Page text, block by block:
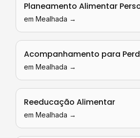
Planeamento Alimentar
em Mealhada →
Acompanhamento para
em Mealhada →
Reeducação Alimentar
em Mealhada →